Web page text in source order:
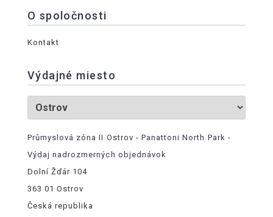
O spoločnosti
Kontakt
Výdajné miesto
Průmyslová zóna II Ostrov - Panattoni North Park -
Výdaj nadrozmerných objednávok
Dolní Žďár 104
363 01 Ostrov
Česká republika